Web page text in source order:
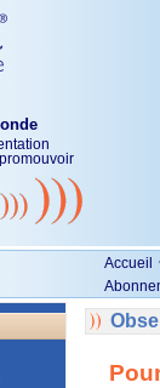
Accueil